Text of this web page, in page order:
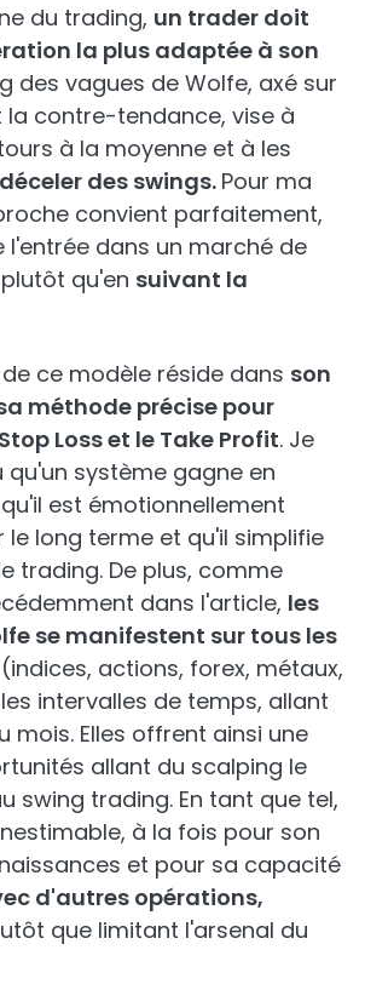
du trading, un trader doit
la plus adaptée à son
des vagues de Wolfe, axé sur
la contre-tendance, vise à
à la moyenne et à les
déceler des swings. Pour ma
convient parfaitement,
l'entrée dans un marché de
qu'en suivant la
ce modèle réside dans son
méthode précise pour
Loss et le Take Profit. Je
qu'un système gagne en
est émotionnellement
le long terme et qu'il simplifie
trading. De plus, comme
dans l'article, les
se manifestent sur tous les
(indices, actions, forex, métaux,
intervalles de temps, allant
mois. Elles offrent ainsi une
allant du scalping le
swing trading. En tant que tel,
à la fois pour son
et pour sa capacité
d'autres opérations,
que limitant l'arsenal du